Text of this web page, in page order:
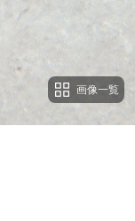
画像一覧